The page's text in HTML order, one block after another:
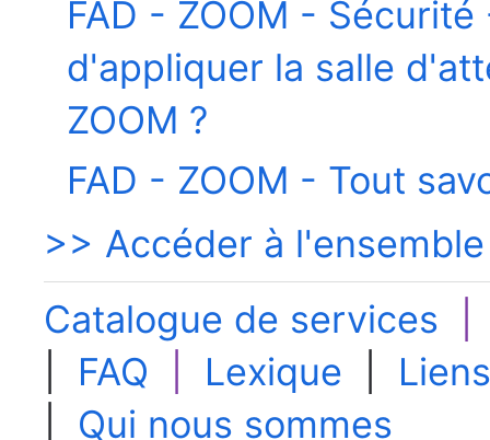
FAD - ZOOM -
d'appliquer la salle
ZOOM ?
FAD - ZOOM - Tout
>> Accéder à l'ensemble
Catalogue de services
FAQ Lexique
Qui nous sommes